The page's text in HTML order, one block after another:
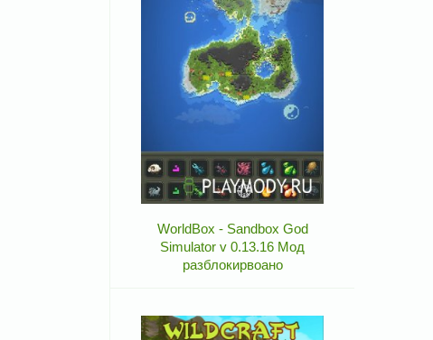
WorldBox - Sandbox God
Simulator v 0.13.16 Мод
разблокирвоано